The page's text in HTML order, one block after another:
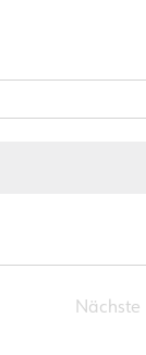
Nächste